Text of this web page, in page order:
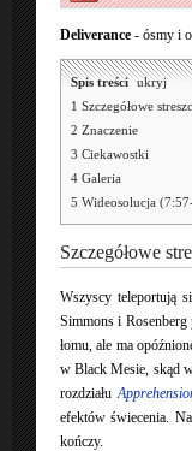
Deliverance - ósmy i
Spis treści [ukryj]
1 Szczegółowe
2 Znaczenie
3 Ciekawostki
4 Galeria
5 Wideosolucja
Szczegółowe
Wszyscy teleportują
Simmons i
łomu, ale ma
w Black Mesie, skąd
rozdziału
efektów świecenia.
kończy.